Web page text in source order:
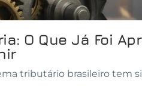
O Que Já Foi
tributário brasileiro tem